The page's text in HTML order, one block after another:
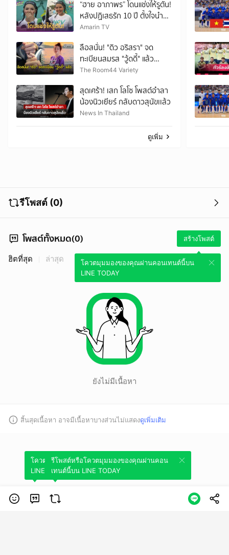
“ฮาย อาภาพร” โดนแช่งให้รูตัน!
หลังปฏิเสธรัก 10 ปี ตั้งใจนำ
บายศรีขอขมา
Amarin TV
ลือสนั่น! "ดิว อริสรา" จด
ทะเบียนสมรส "วู้ดดี้" แล้ว
แฟนๆ จับตาข่าวดีอีกเด้ง
The Room44 Variety
สุดเศร้า! เสก โลโซ โพสต์อำลา
น้องนิวเยียร์ กลับดาวสุนัขเเล้ว
News In Thailand
ดูเพิ่ม
รีโพสต์ (0)
โพสต์ทั้งหมด(0) สร้างโพสต์
โควตมุมมองของคุณผ่านคอนเทนต์นี้บน
LINE TODAY
ฮิตที่สุด ล่าสุด
ยังไม่มีเนื้อหา
สิ้นสุดเนื้อหา อาจมีเนื้อหาบางส่วนไม่แสดงดูเพิ่มเติม
โควตมุมมองของคุณผ่านคอนเทนต์นี้บน
LINE TODAY
รีโพสต์หรือโควตมุมมองของคุณผ่านคอน
เทนต์นี้บน LINE TODAY